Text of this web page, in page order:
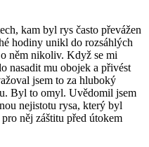
kam byl rys často převážen
hodiny unikl do rozsáhlých
něm nikoliv. Když se mi
nasadit mu obojek a přivést
jsem to za hluboký
Byl to omyl. Uvědomil jsem
nejistotu rysa, který byl
něj záštitu před útokem